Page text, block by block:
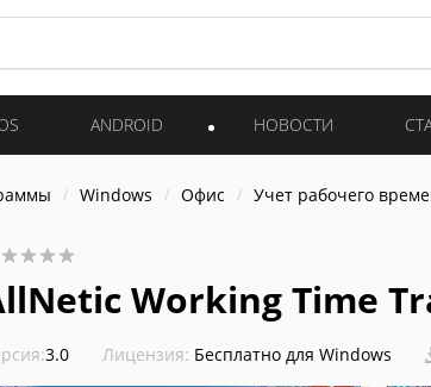
ANDROID НОВОСТИ
Windows Офис Учет рабочего
Working Time
3.0 Лицензия: Бесплатно для Windows